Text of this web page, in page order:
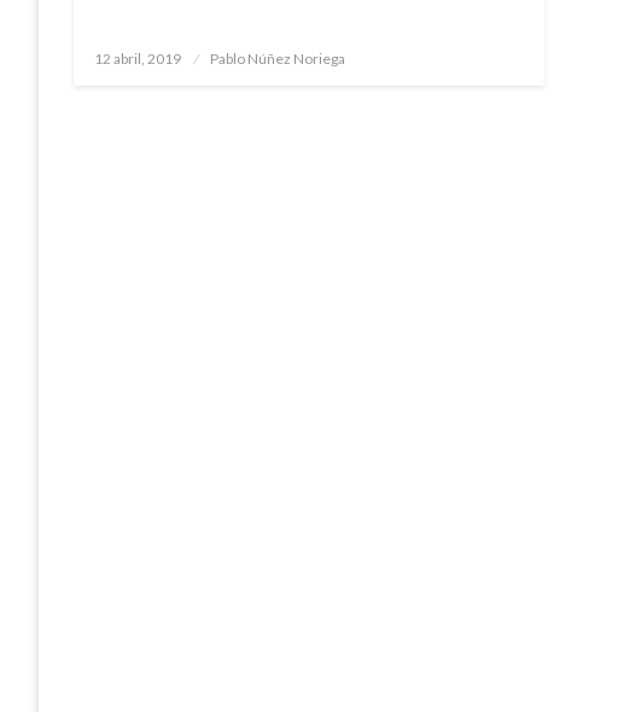
Publicado
12 abril, 2019 Pablo Núñez Noriega